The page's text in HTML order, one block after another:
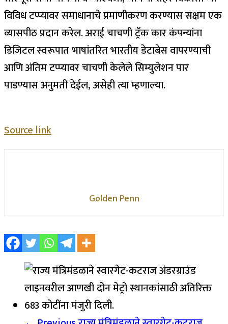
विविध टप्प्यावर समाधानाचे प्रमाणीकरण करण्यास सक्षम एक
व्यासपीठ प्रदान करेल. अराई चाचणी ट्रॅक कार कंपन्यांना
डिजिटल स्वरूपात भाषांतरित भारतीय डेटाबेस वापरण्याची
आणि अंतिम टप्प्यावर चाचणी केलेले सिम्युलेशन पार
पाडण्यास अनुमती देईल, असेही त्या म्हणाल्या.
Source link
Golden Penn